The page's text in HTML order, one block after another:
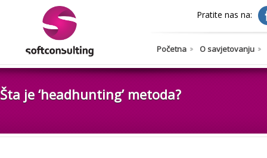
Pratite nas na:
Početna O savjetovanju
Šta je ‘headhunting’ metoda?